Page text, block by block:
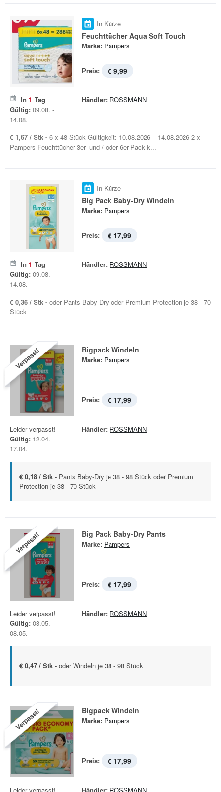
In Kürze
Feuchttücher Aqua Soft Touch
Marke: Pampers
Preis: € 9,99
In 1 Tag
Gültig: 09.08. -
14.08.
Händler: ROSSMANN
€ 1,67 / Stk - 6 x 48 Stück Gültigkeit: 10.08.2026 – 14.08.2026 2 x
Pampers Feuchttücher 3er- und / oder 6er-Pack k...
In Kürze
Big Pack Baby-Dry Windeln
Marke: Pampers
Preis: € 17,99
In 1 Tag
Gültig: 09.08. -
14.08.
Händler: ROSSMANN
€ 0,36 / Stk - oder Pants Baby-Dry oder Premium Protection je 38 - 70
Stück
Verpasst! Bigpack Windeln
Marke: Pampers
Preis: € 17,99
Leider verpasst!
Gültig: 12.04. -
17.04.
Händler: ROSSMANN
€ 0,18 / Stk - Pants Baby-Dry je 38 - 98 Stück oder Premium
Protection je 38 - 70 Stück
Verpasst! Big Pack Baby-Dry Pants
Marke: Pampers
Preis: € 17,99
Leider verpasst!
Gültig: 03.05. -
08.05.
Händler: ROSSMANN
€ 0,47 / Stk - oder Windeln je 38 - 98 Stück
Verpasst! Bigpack Windeln
Marke: Pampers
Preis: € 17,99
Leider verpasst! Händler: ROSSMANN